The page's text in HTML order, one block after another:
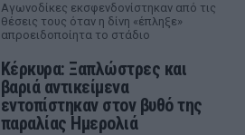
Αγωνοδίκες εκσφενδονίστηκαν από τις
θέσεις τους όταν η δίνη «έπληξε»
απροειδοποίητα το στάδιο
Κέρκυρα: Ξαπλώστρες και
βαριά αντικείμενα
εντοπίστηκαν στον βυθό της
παραλίας Ημερολιά